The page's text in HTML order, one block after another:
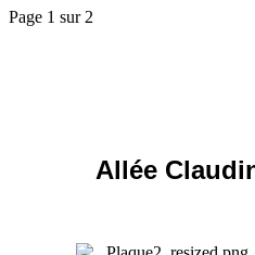
Page 1 sur 2
Allée